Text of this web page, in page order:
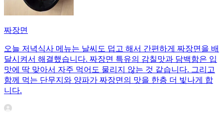
짜장면
오늘 저녁식사 메뉴는 날씨도 덥고 해서 간편하게 짜장면을 배
달시켜서 해결했습니다. 짜장면 특유의 감칠맛과 담백함은 입
맛에 딱 맞아서 자주 먹어도 물리지 않는 것 같습니다. 그리고
함께 먹는 단무지와 양파가 짜장면의 맛을 한층 더 빛나게 합
니다.